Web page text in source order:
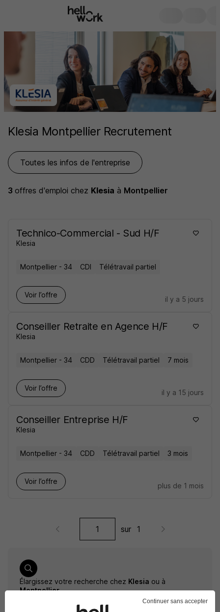
Klesia Montpellier Recrutement
Toutes les infos de l'entreprise
3 offres d'emploi chez Klesia à Montpellier
Technico-Commercial - Sud H/F
Klesia
Montpellier - 34 CDI Télétravail partiel
Voir l’offre
il y a 5 jours
Conseiller Retraite en Agence H/F
Klesia
Montpellier - 34 CDD Télétravail partiel 7 mois
Voir l’offre
il y a 15 jours
Conseiller Entreprise H/F
Klesia
Montpellier - 34 CDD Télétravail partiel 3 mois
Voir l’offre
plus de 1 mois
sur 1
Élargissez votre recherche chez Klesia ou à
Montpellier
Entreprise Klesia
Emploi Montpellier
Continuer sans accepter